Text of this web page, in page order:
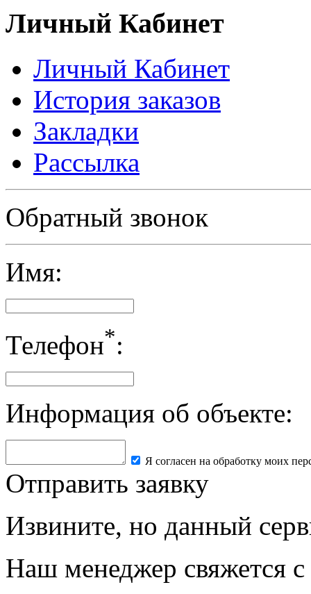
Личный Кабинет
Личный Кабинет
История заказов
Закладки
Рассылка
Обратный звонок
Имя:
Телефон*:
Информация об объекте:
Я согласен на обработку моих
Отправить заявку
Извините, но данный
Наш менеджер свяжется